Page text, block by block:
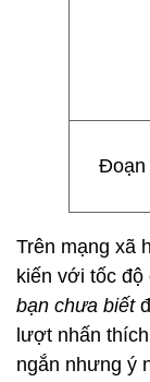
Đoạn
Trên mạng xã
kiến với tốc độ
bạn chưa biết
lượt nhấn
ngắn nhưng ý